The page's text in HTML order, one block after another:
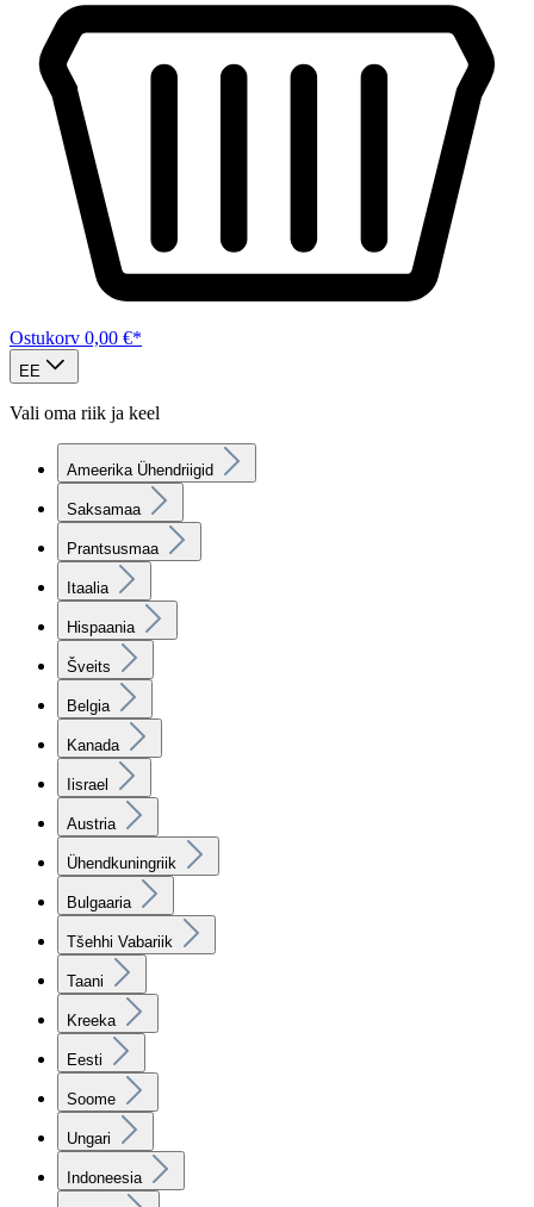
Ostukorv 0,00 €*
EE
Vali oma riik ja keel
Ameerika Ühendriigid
Saksamaa
Prantsusmaa
Itaalia
Hispaania
Šveits
Belgia
Kanada
Iisrael
Austria
Ühendkuningriik
Bulgaaria
Tšehhi Vabariik
Taani
Kreeka
Eesti
Soome
Ungari
Indoneesia